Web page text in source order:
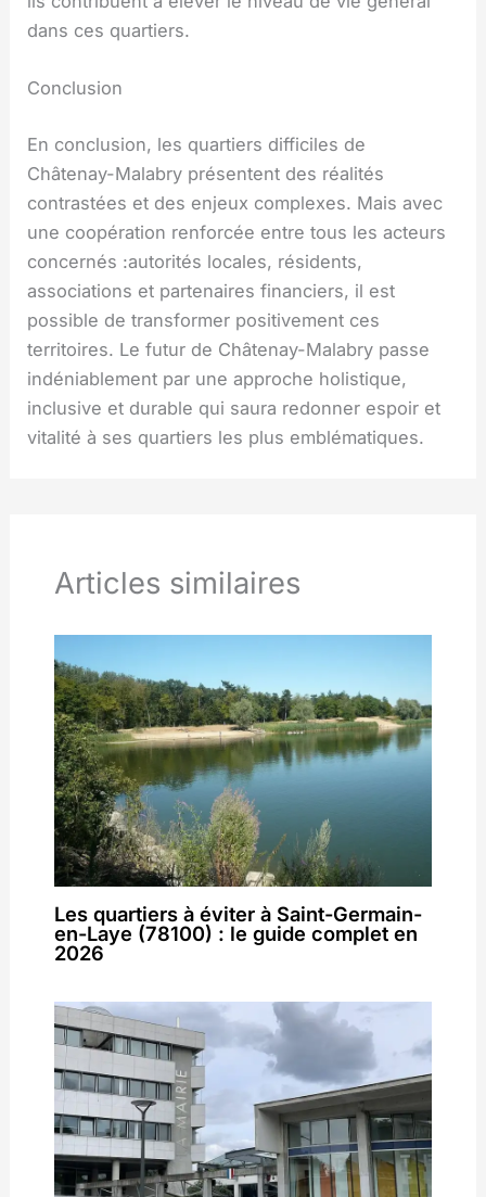
dans ces quartiers.
Conclusion
En conclusion, les quartiers difficiles de
Châtenay-Malabry présentent des réalités
contrastées et des enjeux complexes. Mais avec
une coopération renforcée entre tous les acteurs
concernés :autorités locales, résidents,
associations et partenaires financiers, il est
possible de transformer positivement ces
territoires. Le futur de Châtenay-Malabry passe
indéniablement par une approche holistique,
inclusive et durable qui saura redonner espoir et
vitalité à ses quartiers les plus emblématiques.
Articles similaires
Les quartiers à éviter à Saint-Germain-
en-Laye (78100) : le guide complet en
2026